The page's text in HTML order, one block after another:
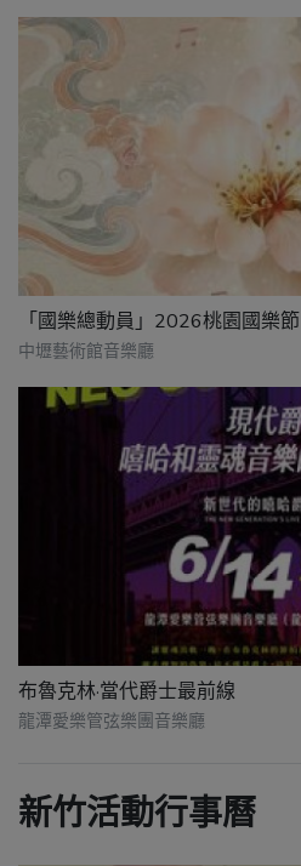
「國樂總動員」2026桃園國樂節
中壢藝術館音樂廳
布魯克林·當代爵士最前線
龍潭愛樂管弦樂團音樂廳
新竹活動行事曆